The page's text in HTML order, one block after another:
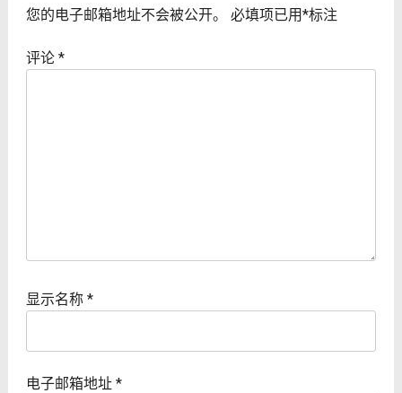
您的电子邮箱地址不会被公开。 必填项已用*标注
评论 *
显示名称 *
电子邮箱地址 *